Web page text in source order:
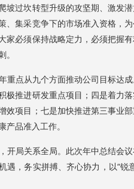
坡过坎转型升级的攻坚期、激发
、集采竞争下的市场准入资格，
家必须保持战略定力，必须把握
点从九个方面推动公司目标达成
极推进研发重点项目；四是着力
效项目；七是加快推进第三事业
产品准入工作。
局关系全局。此次年中总结会议
遇，务实拼搏、齐心协力，以“